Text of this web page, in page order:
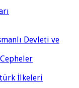
Devleti ve
İlkeleri